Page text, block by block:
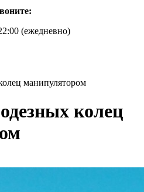
(ежедневно)
манипулятором
колец